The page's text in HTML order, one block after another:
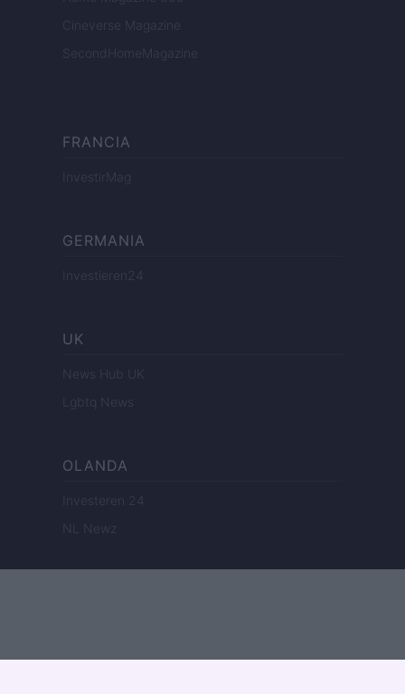
Cineverse Magazine
SecondHomeMagazine
FRANCIA
InvestirMag
GERMANIA
Investieren24
UK
News Hub UK
Lgbtq News
OLANDA
Investeren 24
NL Newz